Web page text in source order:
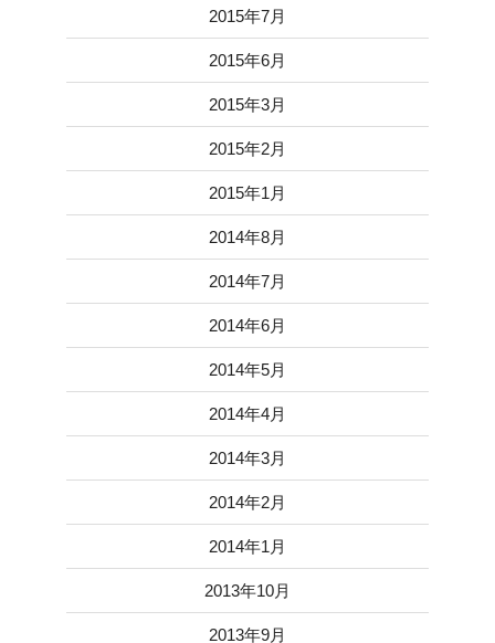
2015年7月
2015年6月
2015年3月
2015年2月
2015年1月
2014年8月
2014年7月
2014年6月
2014年5月
2014年4月
2014年3月
2014年2月
2014年1月
2013年10月
2013年9月